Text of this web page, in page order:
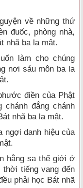
về những thứ
đuốc, phòng nhà,
nhã ba la mật.
làm cho chúng
nơi sáu môn ba la
điền của Phật
đẳng chánh
nhã ba la mật.
ngợi danh hiệu của
hằng sa thế giới ở
tiếng vang đến
phải học Bát nhã